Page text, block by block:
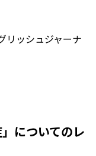
リッシュジャーナ
についてのレ